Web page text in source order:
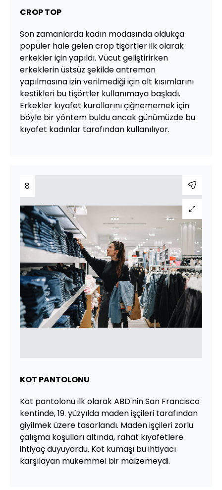
CROP TOP
Son zamanlarda kadın modasında oldukça
popüler hale gelen crop tişörtler ilk olarak
erkekler için yapıldı. Vücut geliştirirken
erkeklerin üstsüz şekilde antreman
yapılmasına izin verilmediği için alt kısımlarını
kestikleri bu tişörtler kullanımaya başladı.
Erkekler kıyafet kurallarını çiğnememek için
böyle bir yöntem buldu ancak günümüzde bu
kıyafet kadınlar tarafından kullanılıyor.
8
KOT PANTOLONU
Kot pantolonu ilk olarak ABD'nin San Francisco
kentinde, 19. yüzyılda maden işçileri tarafından
giyilmek üzere tasarlandı. Maden işçileri zorlu
çalışma koşulları altında, rahat kıyafetlere
ihtiyaç duyuyordu. Kot kumaşı bu ihtiyacı
karşılayan mükemmel bir malzemeydi.